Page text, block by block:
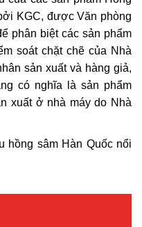
KGC, được Văn phòng
phân biệt các sản phẩm
soát chặt chẽ của Nhà
sản xuất và hàng giả,
có nghĩa là sản phẩm
xuất ở nhà máy do Nhà
hồng sâm Hàn Quốc nổi